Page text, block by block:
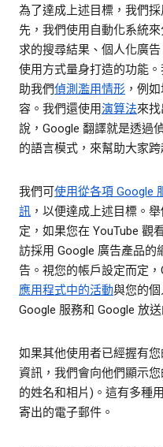
為了達成上述目標，我們
先，我們使用自動化系統
求的搜尋結果、個人化廣
使用方式量身打造的功能
助我們偵測濫用情形 ，例
容。我們還使用演算法來
說，Google 翻譯就是透過
的語言模式，來幫助大家
我們可使用從各項 Google
訊 ，以便達成上述目標。
定，如果您在 YouTube 觀
訪採用 Google 廣告產品的
告。視您的帳戶設定而定
應用程式中的活動與您的
Google 服務和 Google 放
如果其他使用者已經握有
資訊，我們會向他們顯示
的姓名和相片)。這有多種
寄出的電子郵件。